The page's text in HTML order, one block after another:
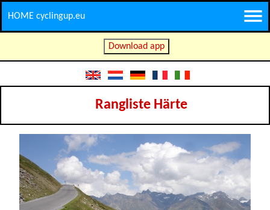
HOME cyclingup.eu
Download app
Rangliste Härte